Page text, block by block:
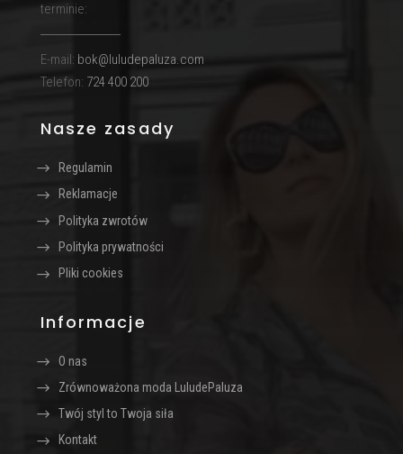
terminie:
E-mail: bok@luludepaluza.com
Telefon: 724 400 200
Nasze zasady
Regulamin
Reklamacje
Polityka zwrotów
Polityka prywatności
Pliki cookies
Informacje
O nas
Zrównoważona moda LuludePaluza
Twój styl to Twoja siła
Kontakt